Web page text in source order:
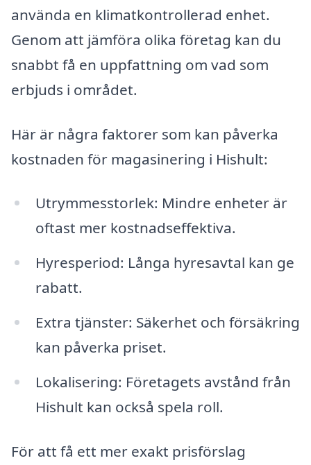
använda en klimatkontrollerad enhet.
Genom att jämföra olika företag kan du
snabbt få en uppfattning om vad som
erbjuds i området.
Här är några faktorer som kan påverka
kostnaden för magasinering i Hishult:
Utrymmesstorlek: Mindre enheter är
oftast mer kostnadseffektiva.
Hyresperiod: Långa hyresavtal kan ge
rabatt.
Extra tjänster: Säkerhet och försäkring
kan påverka priset.
Lokalisering: Företagets avstånd från
Hishult kan också spela roll.
För att få ett mer exakt prisförslag